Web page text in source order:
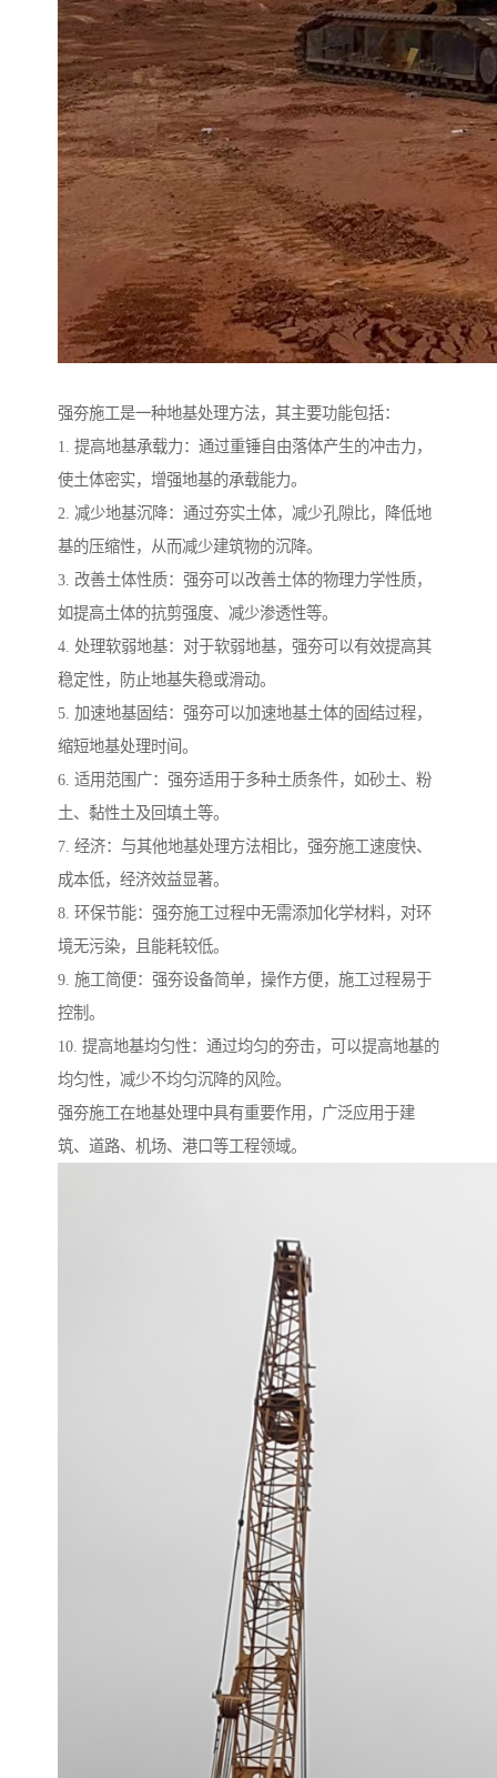
强夯施工是一种地基处理方法，其主要功能包括：
1. 提高地基承载力：通过重锤自由落体产生的冲击力，
使土体密实，增强地基的承载能力。
2. 减少地基沉降：通过夯实土体，减少孔隙比，降低地
基的压缩性，从而减少建筑物的沉降。
3. 改善土体性质：强夯可以改善土体的物理力学性质，
如提高土体的抗剪强度、减少渗透性等。
4. 处理软弱地基：对于软弱地基，强夯可以有效提高其
稳定性，防止地基失稳或滑动。
5. 加速地基固结：强夯可以加速地基土体的固结过程，
缩短地基处理时间。
6. 适用范围广：强夯适用于多种土质条件，如砂土、粉
土、黏性土及回填土等。
7. 经济：与其他地基处理方法相比，强夯施工速度快、
成本低，经济效益显著。
8. 环保节能：强夯施工过程中无需添加化学材料，对环
境无污染，且能耗较低。
9. 施工简便：强夯设备简单，操作方便，施工过程易于
控制。
10. 提高地基均匀性：通过均匀的夯击，可以提高地基的
均匀性，减少不均匀沉降的风险。
强夯施工在地基处理中具有重要作用，广泛应用于建
筑、道路、机场、港口等工程领域。